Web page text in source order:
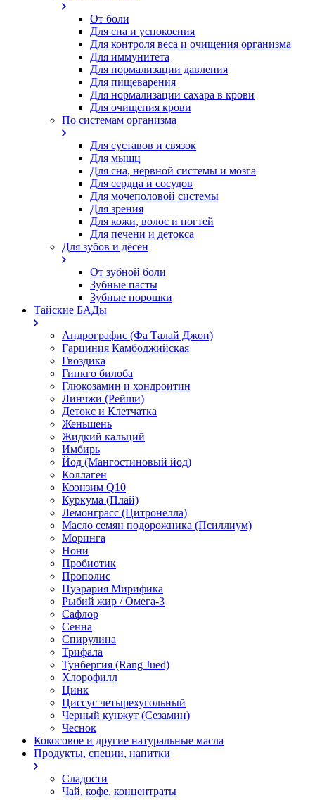
От боли
Для сна и успокоения
Для контроля веса и очищения организма
Для иммунитета
Для нормализации давления
Для пищеварения
Для нормализации сахара в крови
Для очищения крови
По системам организма
Для суставов и связок
Для мышц
Для сна, нервной системы и мозга
Для сердца и сосудов
Для мочеполовой системы
Для зрения
Для кожи, волос и ногтей
Для печени и детокса
Для зубов и дёсен
От зубной боли
Зубные пасты
Зубные порошки
Тайские БАДы
Андрографис (Фа Талай Джон)
Гарциния Камбоджийская
Гвоздика
Гинкго билоба
Глюкозамин и хондроитин
Линчжи (Рейши)
Детокс и Клетчатка
Женьшень
Жидкий кальций
Имбирь
Йод (Мангостиновый йод)
Коллаген
Коэнзим Q10
Куркума (Плай)
Лемонграсс (Цитронелла)
Масло семян подорожника (Псиллиум)
Моринга
Нони
Пробиотик
Прополис
Пуэрария Мирифика
Рыбий жир / Омега-3
Сафлор
Сенна
Спирулина
Трифала
Тунбергия (Rang Jued)
Хлорофилл
Цинк
Циссус четырехугольный
Черный кунжут (Сезамин)
Чеснок
Кокосовое и другие натуральные масла
Продукты, специи, напитки
Сладости
Чай, кофе, концентраты